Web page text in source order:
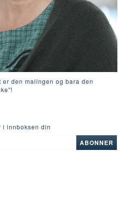
er den malingen og bara den
i innboksen din
ABONNER